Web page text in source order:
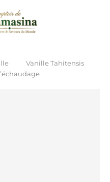
Vanille Tahitensis